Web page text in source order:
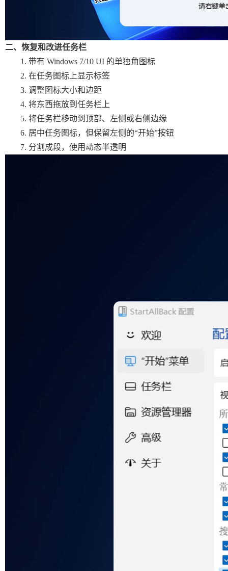
二、恢复和改进任务栏
带有 Windows 7/10 UI 的单独角图标
在任务图标上显示标签
调整图标大小和边距
将东西拖放到任务栏上
将任务栏移动到顶部、左侧或右侧边缘
居中任务图标，但保留左侧的“开始”按钮
分割成段，使用动态半透明